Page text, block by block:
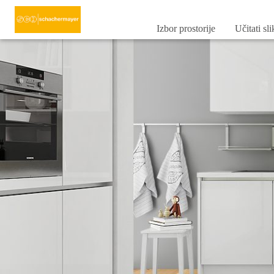
Izbor prostorije Učitati